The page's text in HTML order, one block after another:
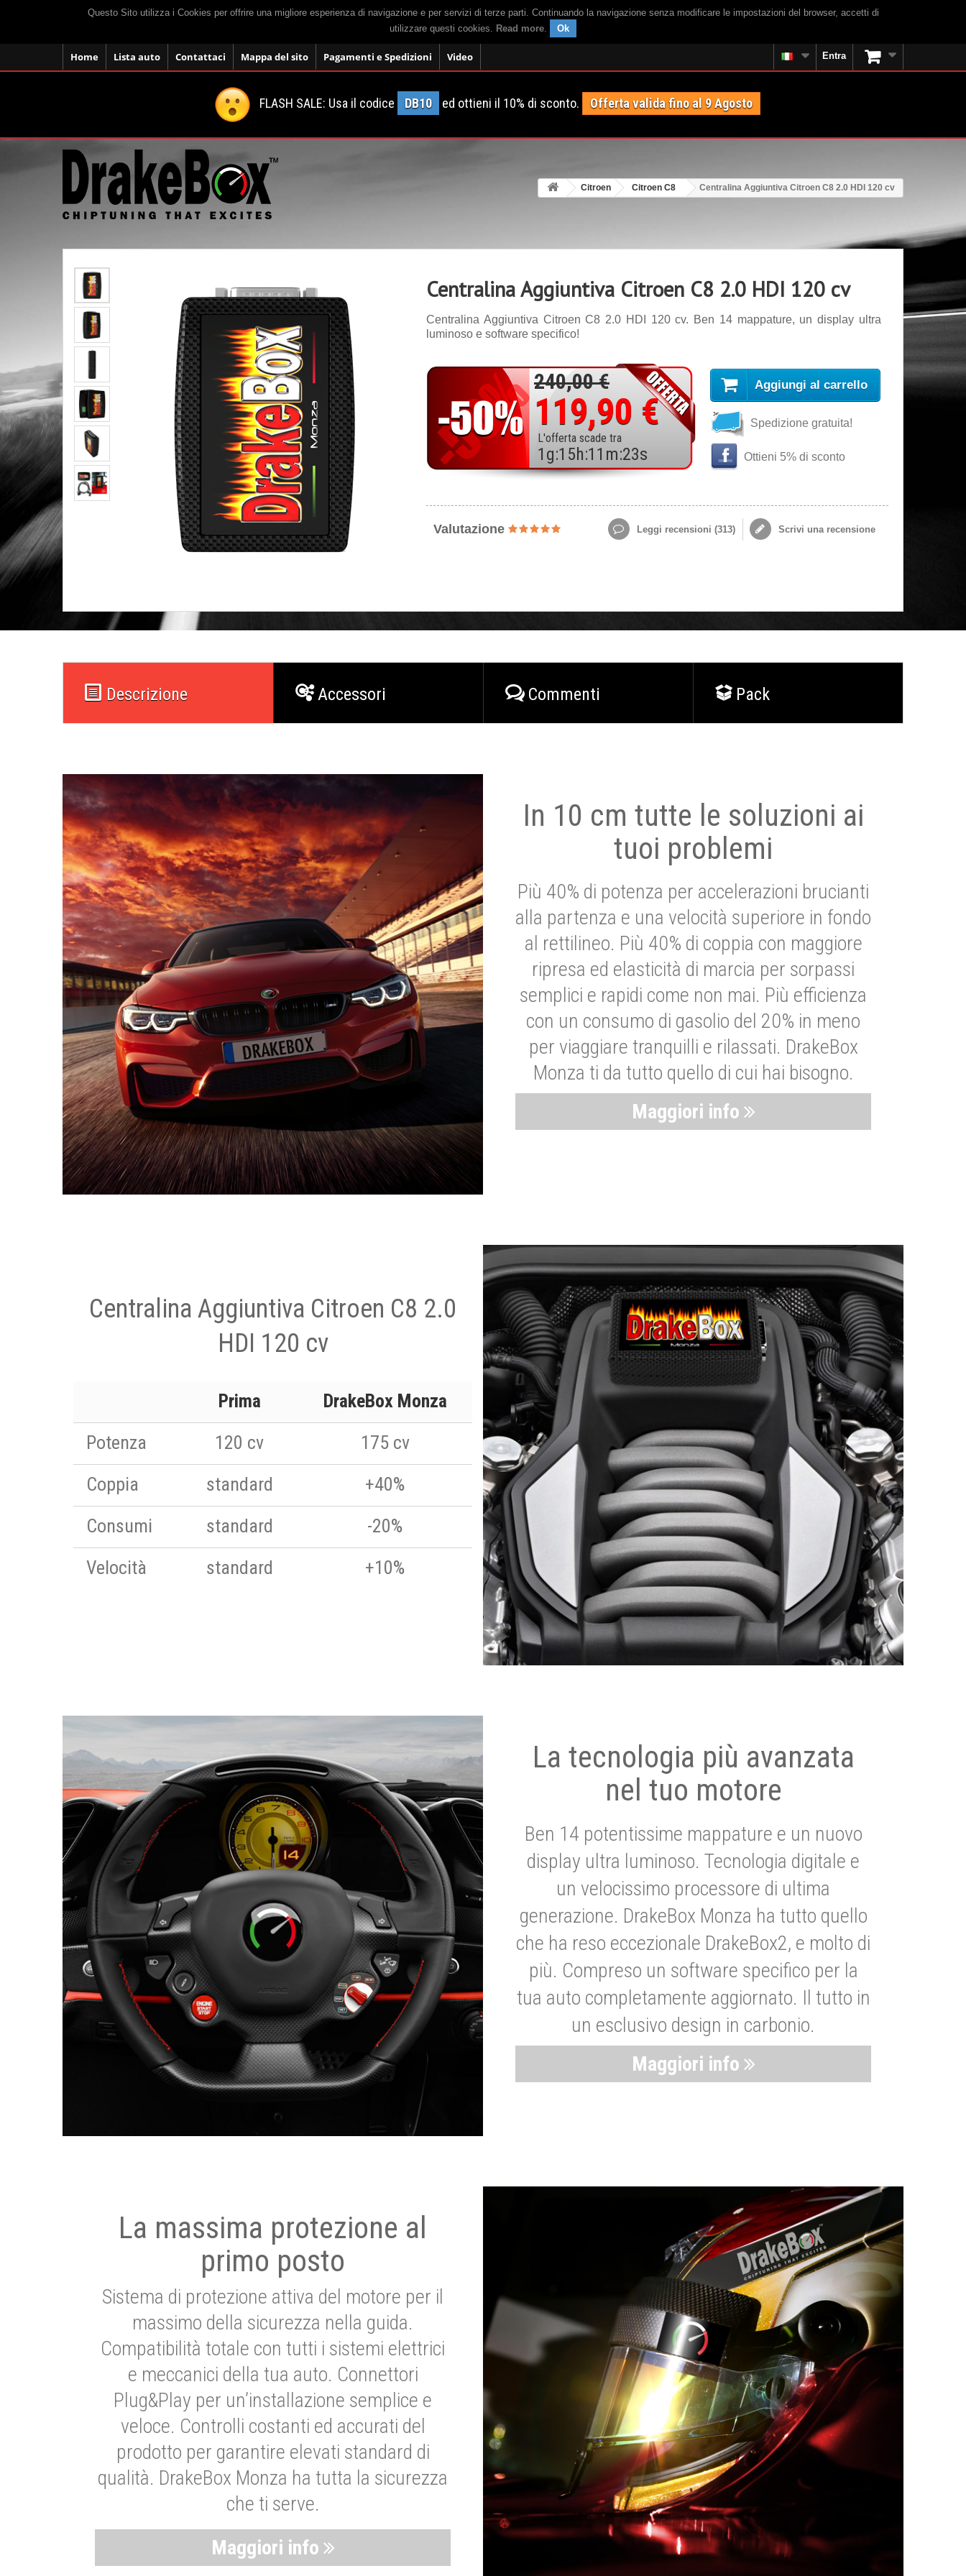
Questo Sito utilizza i Cookies per offrire una migliore esperienza di navigazione e per servizi di terze parti. Continuando la navigazione senza modificare le impostazioni del browser, accetti di
utilizzare questi cookies. Read more. Ok
Home Lista auto Contattaci Mappa del sito Pagamenti e Spedizioni Video Entra
FLASH SALE: Usa il codice DB10 ed ottieni il 10% di sconto. Offerta valida fino al 9 Agosto
Citroen Citroen C8 Centralina Aggiuntiva Citroen C8 2.0 HDI 120 cv
Centralina Aggiuntiva Citroen C8 2.0 HDI 120 cv
Centralina Aggiuntiva Citroen C8 2.0 HDI 120 cv. Ben 14 mappature, un display ultra
luminoso e software specifico!
240,00 €
119,90 €
L'offerta scade tra
1 g:15h:11 m:21s
Aggiungi al carrello
Spedizione gratuita!
Ottieni 5% di sconto
Valutazione Leggi recensioni (313) Scrivi una recensione
Descrizione Accessori Commenti Pack
In 10 cm tutte le soluzioni ai
tuoi problemi
Più 40% di potenza per accelerazioni brucianti
alla partenza e una velocità superiore in fondo
al rettilineo. Più 40% di coppia con maggiore
ripresa ed elasticità di marcia per sorpassi
semplici e rapidi come non mai. Più efficienza
con un consumo di gasolio del 20% in meno
per viaggiare tranquilli e rilassati. DrakeBox
Monza ti da tutto quello di cui hai bisogno.
Maggiori info
Centralina Aggiuntiva Citroen C8 2.0
HDI 120 cv
Prima
DrakeBox Monza
Potenza
120 cv
175 cv
Coppia
standard
+40%
Consumi
standard
-20%
Velocità
standard +10%
La tecnologia più avanzata
nel tuo motore
Ben 14 potentissime mappature e un nuovo
display ultra luminoso. Tecnologia digitale e
un velocissimo processore di ultima
generazione. DrakeBox Monza ha tutto quello
che ha reso eccezionale DrakeBox2, e molto di
più. Compreso un software specifico per la
tua auto completamente aggiornato. Il tutto in
un esclusivo design in carbonio.
Maggiori info
La massima protezione al
primo posto
Sistema di protezione attiva del motore per il
massimo della sicurezza nella guida.
Compatibilità totale con tutti i sistemi elettrici
e meccanici della tua auto. Connettori
Plug&Play per un’installazione semplice e
veloce. Controlli costanti ed accurati del
prodotto per garantire elevati standard di
qualità. DrakeBox Monza ha tutta la sicurezza
che ti serve.
Maggiori info